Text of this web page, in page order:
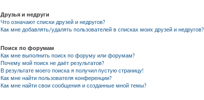
Друзья и недруги
Что означают списки друзей и недругов?
Как мне добавлять/удалять пользователей в списках моих друзей и недругов?
Поиск по форумам
Как мне выполнить поиск по форуму или форумам?
Почему мой поиск не даёт результатов?
В результате моего поиска я получил пустую страницу!
Как мне найти пользователя конференции?
Как мне найти свои сообщения и созданные мной темы?